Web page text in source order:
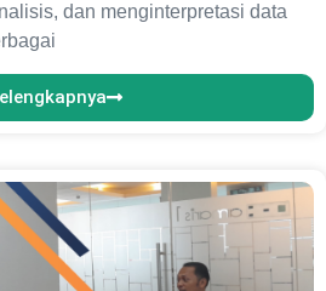
dan menginterpretasi data